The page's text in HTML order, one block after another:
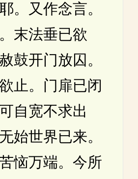
。又作念言。
末法垂已欲
鼓开门放囚。
止。门扉已闭
自宽不求出
始世界已来。
恼万端。今所